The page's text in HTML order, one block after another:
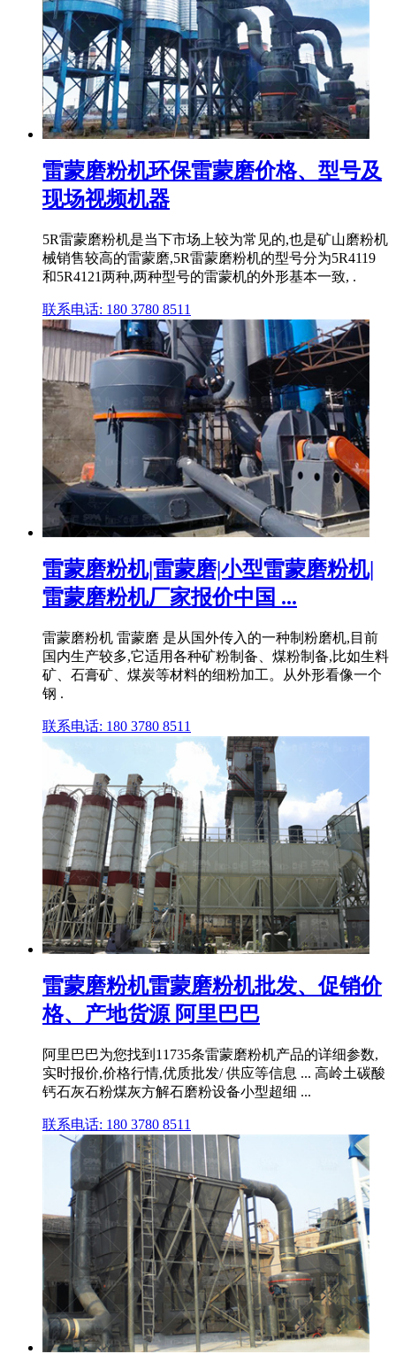
雷蒙磨粉机环保雷蒙磨价格、型号及
现场视频机器
5R雷蒙磨粉机是当下市场上较为常见的,也是矿山磨粉机
械销售较高的雷蒙磨,5R雷蒙磨粉机的型号分为5R4119
和5R4121两种,两种型号的雷蒙机的外形基本一致, .
联系电话: 180 3780 8511
雷蒙磨粉机|雷蒙磨|小型雷蒙磨粉机|
雷蒙磨粉机厂家报价中国 ...
雷蒙磨粉机 雷蒙磨 是从国外传入的一种制粉磨机,目前
国内生产较多,它适用各种矿粉制备、煤粉制备,比如生料
矿、石膏矿、煤炭等材料的细粉加工。从外形看像一个
钢 .
联系电话: 180 3780 8511
雷蒙磨粉机雷蒙磨粉机批发、促销价
格、产地货源 阿里巴巴
阿里巴巴为您找到11735条雷蒙磨粉机产品的详细参数,
实时报价,价格行情,优质批发/ 供应等信息 ... 高岭土碳酸
钙石灰石粉煤灰方解石磨粉设备小型超细 ...
联系电话: 180 3780 8511